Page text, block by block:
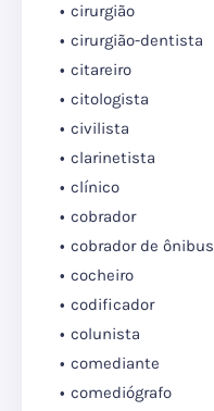
cirurgião
cirurgião-dentista
citareiro
citologista
civilista
clarinetista
clínico
cobrador
cobrador de ônibus
cocheiro
codificador
colunista
comediante
comediógrafo